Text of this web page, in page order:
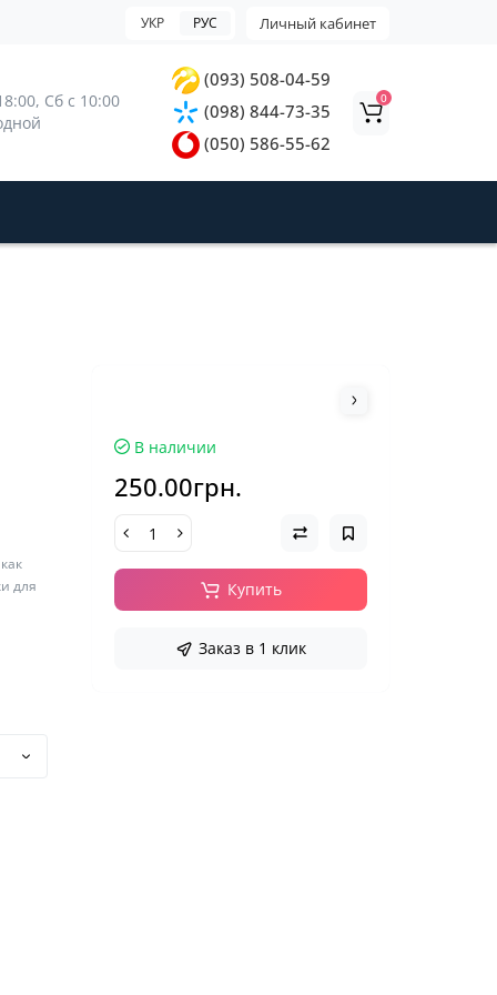
Личный кабинет
УКР РУС
Сб с 10:00
(093) 508-04-59
(098) 844-73-35
(050) 586-55-62
0
для
В наличии
250.00грн.
Купить
Заказ в 1 клик